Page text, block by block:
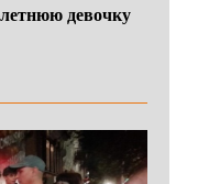
девочку